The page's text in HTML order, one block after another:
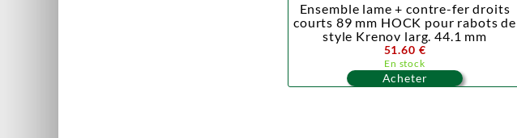
Ensemble lame + contre-fer droits
courts 89 mm HOCK pour rabots de
style Krenov larg. 44.1 mm
51.60 €
En stock
Acheter